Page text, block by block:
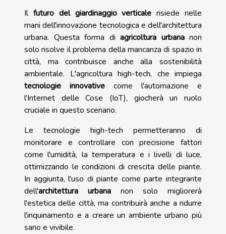
Il futuro del giardinaggio verticale risiede nelle
mani dell'innovazione tecnologica e dell'architettura
urbana. Questa forma di agricoltura urbananon
solo risolve il problema della mancanza di spazio in
città, ma contribuisce anche alla sostenibilità
ambientale. L'agricoltura high-tech, che impiega
tecnologie innovative come l'automazione e
l'Internet delle Cose (IoT), giocherà un ruolo
cruciale in questo scenario.
Le tecnologie high-tech permetteranno di
monitorare e controllare con precisione fattori
come l'umidità, la temperatura e i livelli di luce,
ottimizzando le condizioni di crescita delle piante.
In aggiunta, l'uso di piante come parte integrante
dell'architettura urbana non solo migliorerà
l'estetica delle città, ma contribuirà anche a ridurre
l'inquinamento e a creare un ambiente urbano più
sano e vivibile.